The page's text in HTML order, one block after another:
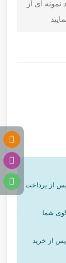
ای از
پس از پرداخت
شب، پاسخگوی شما
مجدد فایل صرفا تا 30 روز پس از خرید